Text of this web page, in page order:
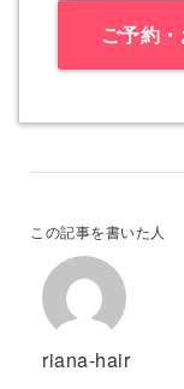
ご予約
この記事を書いた人
riana-hair